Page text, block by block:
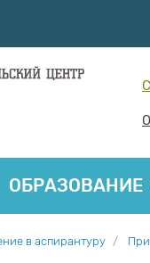
ОБРАЗОВАНИЕ
в аспирантуру